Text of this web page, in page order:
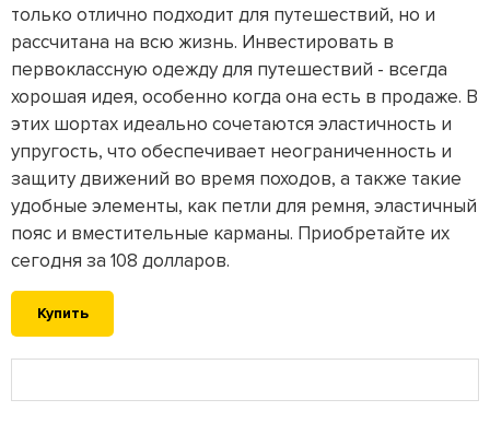
только отлично подходит для путешествий, но и
рассчитана на всю жизнь. Инвестировать в
первоклассную одежду для путешествий - всегда
хорошая идея, особенно когда она есть в продаже. В
этих шортах идеально сочетаются эластичность и
упругость, что обеспечивает неограниченность и
защиту движений во время походов, а также такие
удобные элементы, как петли для ремня, эластичный
пояс и вместительные карманы. Приобретайте их
сегодня за 108 долларов.
Купить